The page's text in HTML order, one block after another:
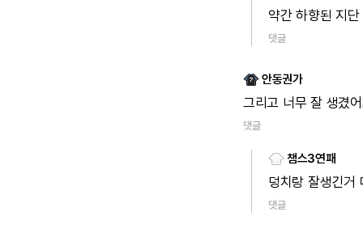
약간 하향된 지단
댓글
안동권가
그리고 너무 잘 생겼
댓글
챔스3연패
덩치랑 잘생긴거
댓글